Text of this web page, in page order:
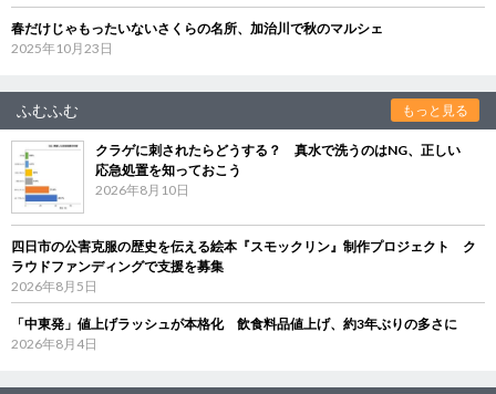
春だけじゃもったいないさくらの名所、加治川で秋のマルシェ
2025年10月23日
ふむふむ もっと見る
クラゲに刺されたらどうする？ 真水で洗うのはNG、正しい
応急処置を知っておこう
2026年8月10日
四日市の公害克服の歴史を伝える絵本『スモックリン』制作プロジェクト ク
ラウドファンディングで支援を募集
2026年8月5日
「中東発」値上げラッシュが本格化 飲食料品値上げ、約3年ぶりの多さに
2026年8月4日